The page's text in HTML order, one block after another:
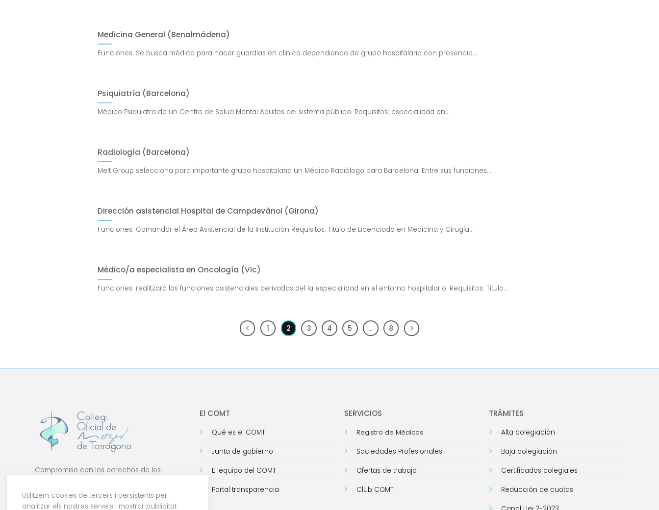
Medicina General (Benalmádena)
Funciones: Se busca médico para hacer guardias en clínica dependiendo de grupo hospitalario con presencia...
Psiquiatría (Barcelona)
Médico Psiquiatra de un Centro de Salud Mental Adultos del sistema público. Requisitos: especialidad en...
Radiología (Barcelona)
Melt Group selecciona para importante grupo hospitalario un Médico Radiólogo para Barcelona. Entre sus funciones...
Dirección asistencial Hospital de Campdevànol (Girona)
Funciones: Comandar el Área Asistencial de la Institución Requisitos: Título de Licenciado en Medicina y Cirugía...
Médico/a especialista en Oncología (Vic)
Funciones: realitzará las funciones asistenciales derivadas del la especialidad en el entorno hospitalario. Requisitos: Título...
1 2 3 4 5 … 8
Compromiso con los derechos de los
la tecnología.
El COMT
Qué es el COMT
Junta de gobierno
El equipo del COMT
Portal transparencia
SERVICIOS
Registro de Médicos
Sociedades Profesionales
Ofertas de trabajo
Club COMT
TRÁMITES
Alta colegiación
Baja colegiación
Certificados colegiales
Reducción de cuotas
Utilitzem cookies de tercers i persistents per
analitzar els nostres serveis i mostrar publicitat